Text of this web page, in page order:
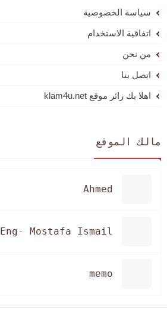
سياسة الخصوصية
اتفاقية الاستخدام
من نحن
اتصل بنا
اهلا بك زائر موقع klam4u.net
مالك الموقع
Ahmed
Eng- Mostafa Ismail
memo